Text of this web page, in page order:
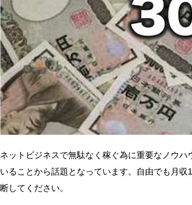
ネットビジネスで無駄なく稼ぐ為に重要なノウ
いることから話題となっています。自由でも月
断してください。